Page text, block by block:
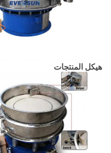
هيكل المنتجات